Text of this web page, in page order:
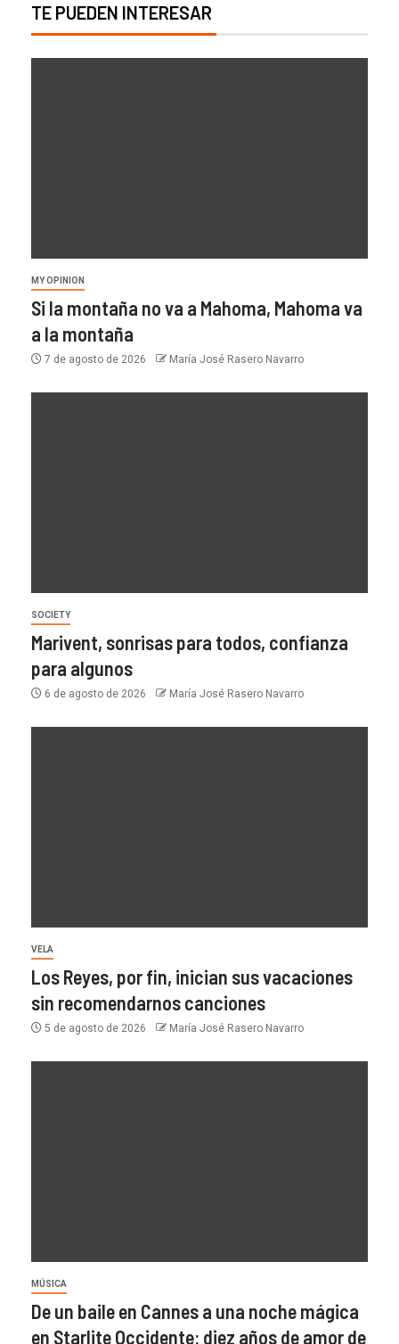
TE PUEDEN INTERESAR
MY OPINION
Si la montaña no va a Mahoma, Mahoma va
a la montaña
7 de agosto de 2026 María José Rasero Navarro
SOCIETY
Marivent, sonrisas para todos, confianza
para algunos
6 de agosto de 2026 María José Rasero Navarro
VELA
Los Reyes, por fin, inician sus vacaciones
sin recomendarnos canciones
5 de agosto de 2026 María José Rasero Navarro
MÚSICA
De un baile en Cannes a una noche mágica
en Starlite Occidente: diez años de amor de